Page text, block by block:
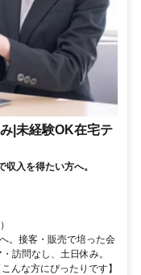
|未経験OK在宅テ
入を得たい方へ。
。接客・販売で培った会
訪問なし、土日休み。
んな方にぴったりです】